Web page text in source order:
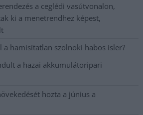
a ceglédi vasútvonalon,
ki a menetrendhez képest,
a hamisítatlan szolnoki habos isler?
a hazai akkumulátoripari
hozta a június a